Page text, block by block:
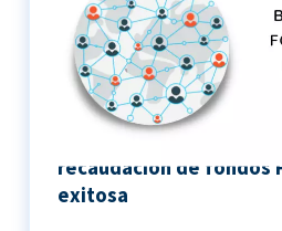
11 Mejores prácticas
recaudación de fondos
exitosa